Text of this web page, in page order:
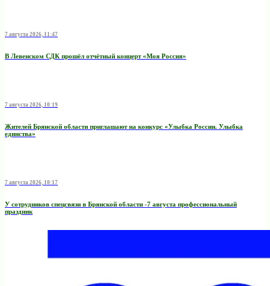
7 августа 2026, 11:47
В Левенском СДК прошёл отчётный концерт «Моя Россия»
7 августа 2026, 10:19
Жителей Брянской области приглашают на конкурс «Улыбка России. Улыбка
единства»
7 августа 2026, 10:17
У сотрудников спецсвязи в Брянской области -7 августа профессиональный
праздник